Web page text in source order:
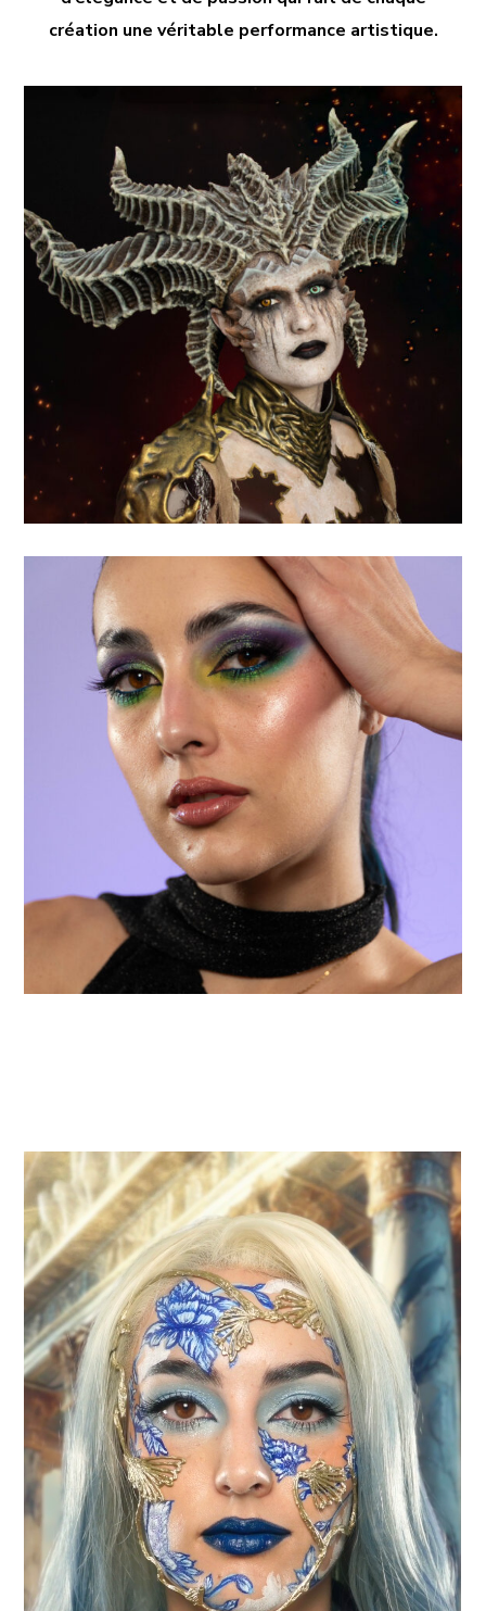
création une véritable performance artistique.